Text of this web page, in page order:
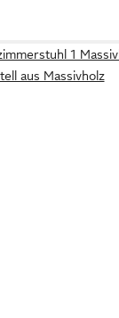
1
aus Massivholz